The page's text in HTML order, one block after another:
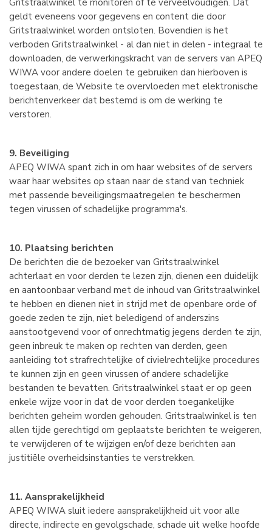
Gritstraalwinkel te monitoren of te verveelvoudigen. Dat
geldt eveneens voor gegevens en content die door
Gritstraalwinkel worden ontsloten. Bovendien is het
verboden Gritstraalwinkel - al dan niet in delen - integraal te
downloaden, de verwerkingskracht van de servers van APEQ
WIWA voor andere doelen te gebruiken dan hierboven is
toegestaan, de Website te overvloeden met elektronische
berichtenverkeer dat bestemd is om de werking te
verstoren.
9. Beveiliging
APEQ WIWA spant zich in om haar websites of de servers
waar haar websites op staan naar de stand van techniek
met passende beveiligingsmaatregelen te beschermen
tegen virussen of schadelijke programma's.
10. Plaatsing berichten
De berichten die de bezoeker van Gritstraalwinkel
achterlaat en voor derden te lezen zijn, dienen een duidelijk
en aantoonbaar verband met de inhoud van Gritstraalwinkel
te hebben en dienen niet in strijd met de openbare orde of
goede zeden te zijn, niet beledigend of anderszins
aanstootgevend voor of onrechtmatig jegens derden te zijn,
geen inbreuk te maken op rechten van derden, geen
aanleiding tot strafrechtelijke of civielrechtelijke procedures
te kunnen zijn en geen virussen of andere schadelijke
bestanden te bevatten. Gritstraalwinkel staat er op geen
enkele wijze voor in dat de voor derden toegankelijke
berichten geheim worden gehouden. Gritstraalwinkel is ten
allen tijde gerechtigd om geplaatste berichten te weigeren,
te verwijderen of te wijzigen en/of deze berichten aan
justitiële overheidsinstanties te verstrekken.
11. Aansprakelijkheid
APEQ WIWA sluit iedere aansprakelijkheid uit voor alle
directe, indirecte en gevolgschade, schade uit welke hoofde